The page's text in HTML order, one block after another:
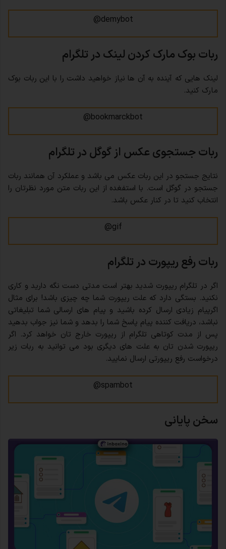
demybot@
ربات بوک مارک کردن لینک در تلگرام
لینک هایی که آینده به آن ها نیاز خواهید داشت را با این ربات بوک
مارک کنید.
bookmarckbot@
ربات جستجوی عکس از گوگل در تلگرام
نتایج جستجو در این ربات عکس می باشد و عملکرد آن همانند ربات
جستجو در گوگل است. با استفغده از این ربات متن مورد نظرتان را
انتخاب کنید تا در کنار عکس باشد.
gif@
ربات رفع ریپورت در تلگرام
اگر در تلگرام ریپورت شدید بهتر است مدتی دست نگه دارید و کاری
نکنید. بستگی دارد که علت ریپورت شما چه چیزی باشد! برای مثال
اگرپیام زیادی ارسال کرده باشید و پیام های ارسالی شما تبلیغاتی
نباشد، دریافت کننده پیام پاسخ شما را بدهد و شما نیز جواب بدهید
پس از مدت کوتاهی تلگرام از ریپورت خارج تان خواهد کرد. اگر
ریپورت شدن تان به علت های دیگری بود می توانید به ربات زیر
درخواست رفع ریپورتی ارسال نمایید.
spambot@
سخن پایانی